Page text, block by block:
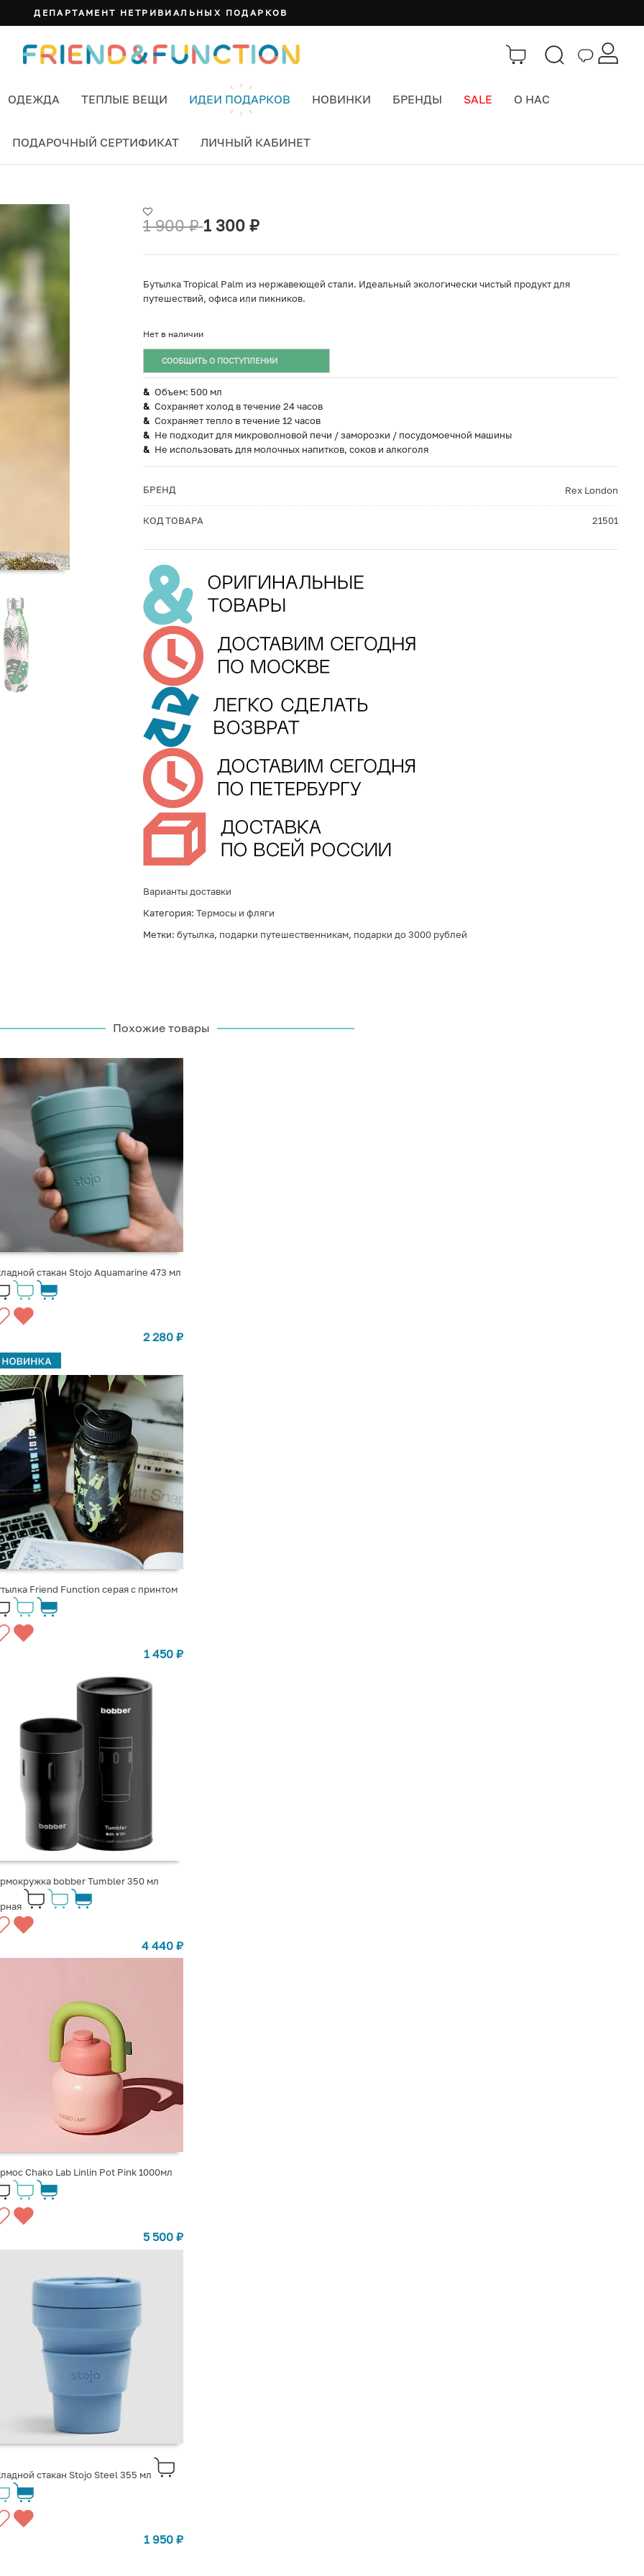
ДЕПАРТАМЕНТ НЕТРИВИАЛЬНЫХ ПОДАРКОВ
ОДЕЖДА ТЕПЛЫЕ ВЕЩИ ИДЕИ ПОДАРКОВ НОВИНКИ БРЕНДЫ SALE О НАС
ПОДАРОЧНЫЙ СЕРТИФИКАТ ЛИЧНЫЙ КАБИНЕТ
1 900₽ 1 300 ₽
Бутылка Tropical Palm из нержавеющей стали. Идеальный экологически чистый продукт для
путешествий, офиса или пикников.
Нет в наличии
СООБЩИТЬ О ПОСТУПЛЕНИИ
Объем: 500 мл
Сохраняет холод в течение 24 часов
Сохраняет тепло в течение 12 часов
Не подходит для микроволновой печи / заморозки / посудомоечной машины
Не использовать для молочных напитков, соков и алкоголя
БРЕНД Rex London
КОД ТОВАРА 21501
Варианты доставки
Категория: Термосы и фляги
Метки: бутылка, подарки путешественникам, подарки до 3000 рублей
Похожие товары
стакан Stojo Aquamarine 473 мл
2 280₽
Friend Function серая с принтом
1 450₽
bobber Tumbler 350 мл
4 440₽
Chako Lab Linlin Pot Pink 1000мл
5 500₽
стакан Stojo Steel 355 мл
1 950₽